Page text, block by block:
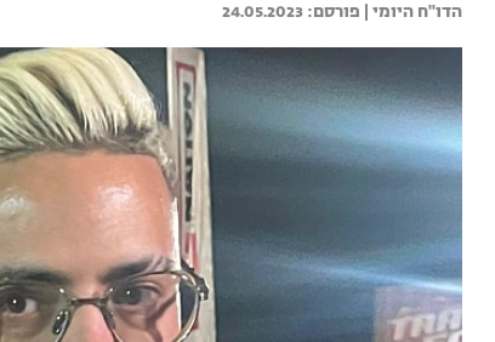
הדו"ח היומי | 24.05.2023